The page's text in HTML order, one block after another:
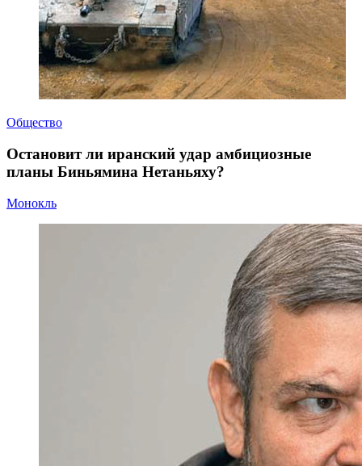
Общество
Остановит ли иранский удар амбициозные
планы Биньямина Нетаньяху?
Монокль